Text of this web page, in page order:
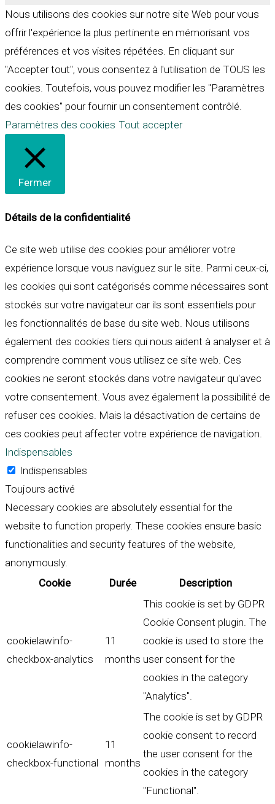
Nous utilisons des cookies sur notre site Web pour vous
offrir l'expérience la plus pertinente en mémorisant vos
préférences et vos visites répétées. En cliquant sur
"Accepter tout", vous consentez à l'utilisation de TOUS les
cookies. Toutefois, vous pouvez modifier les "Paramètres
des cookies" pour fournir un consentement contrôlé.
Paramètres des cookies Tout accepter
Fermer
Détails de la confidentialité
Ce site web utilise des cookies pour améliorer votre
expérience lorsque vous naviguez sur le site. Parmi ceux-ci,
les cookies qui sont catégorisés comme nécessaires sont
stockés sur votre navigateur car ils sont essentiels pour
les fonctionnalités de base du site web. Nous utilisons
également des cookies tiers qui nous aident à analyser et à
comprendre comment vous utilisez ce site web. Ces
cookies ne seront stockés dans votre navigateur qu'avec
votre consentement. Vous avez également la possibilité de
refuser ces cookies. Mais la désactivation de certains de
ces cookies peut affecter votre expérience de navigation.
Indispensables
Indispensables
Toujours activé
Necessary cookies are absolutely essential for the
website to function properly. These cookies ensure basic
functionalities and security features of the website,
anonymously.
Cookie
Durée Description
cookielawinfo-
checkbox-analytics
11
months
This cookie is set by GDPR
Cookie Consent plugin. The
cookie is used to store the
user consent for the
cookies in the category
"Analytics".
cookielawinfo-
checkbox-functional
11
months
The cookie is set by GDPR
cookie consent to record
the user consent for the
cookies in the category
"Functional".